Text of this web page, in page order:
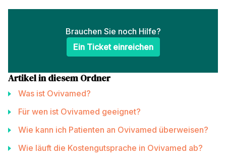
Brauchen Sie noch Hilfe?
Ein Ticket einreichen
Artikel in diesem Ordner
Was ist Ovivamed?
Für wen ist Ovivamed geeignet?
Wie kann ich Patienten an Ovivamed überweisen?
Wie läuft die Kostengutsprache in Ovivamed ab?